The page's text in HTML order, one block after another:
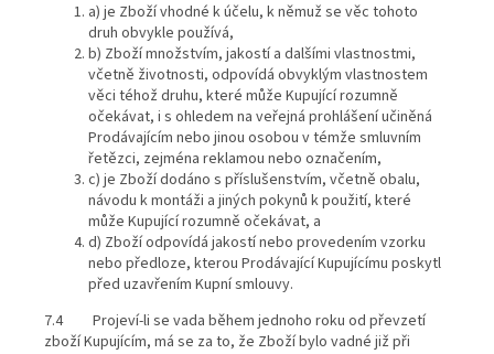
a) je Zboží vhodné k účelu, k němuž se věc tohoto
druh obvykle používá,
b) Zboží množstvím, jakostí a dalšími vlastnostmi,
včetně životnosti, odpovídá obvyklým vlastnostem
věci téhož druhu, které může Kupující rozumně
očekávat, i s ohledem na veřejná prohlášení učiněná
Prodávajícím nebo jinou osobou v témže smluvním
řetězci, zejména reklamou nebo označením,
c) je Zboží dodáno s příslušenstvím, včetně obalu,
návodu k montáži a jiných pokynů k použití, které
může Kupující rozumně očekávat, a
d) Zboží odpovídá jakostí nebo provedením vzorku
nebo předloze, kterou Prodávající Kupujícímu poskytl
před uzavřením Kupní smlouvy.
7.4 Projeví-li se vada během jednoho roku od převzetí
zboží Kupujícím, má se za to, že Zboží bylo vadné již při